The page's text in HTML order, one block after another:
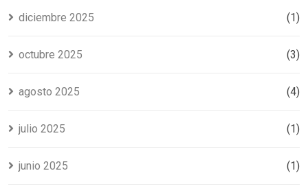
diciembre 2025 (1)
octubre 2025 (3)
agosto 2025 (4)
julio 2025 (1)
junio 2025 (1)